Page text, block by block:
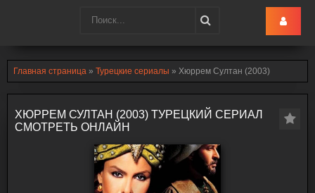
Главная страница » Турецкие сериалы » Хюррем Султан (2003)
ХЮРРЕМ СУЛТАН (2003) ТУРЕЦКИЙ СЕРИАЛ
СМОТРЕТЬ ОНЛАЙН
Turk-Ru.lol